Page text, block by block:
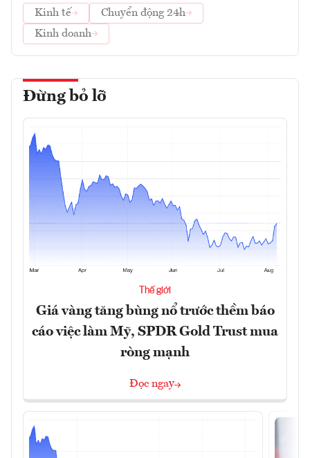
Kinh tế
Chuyển động 24h
Kinh doanh
Đừng bỏ lỡ
Thế giới
Giá vàng tăng bùng nổ trước thềm báo
cáo việc làm Mỹ, SPDR Gold Trust mua
ròng mạnh
Đọc ngay